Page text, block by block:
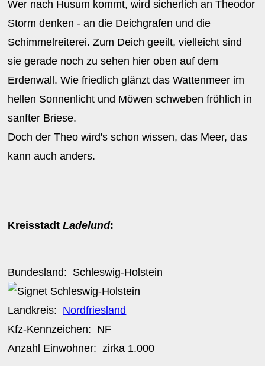
Wer nach Husum kommt, wird sicherlich an Theodor
Storm denken - an die Deichgrafen und die
Schimmelreiterei. Zum Deich geeilt, vielleicht sind
sie gerade noch zu sehen hier oben auf dem
Erdenwall. Wie friedlich glänzt das Wattenmeer im
hellen Sonnenlicht und Möwen schweben fröhlich in
sanfter Briese.
Doch der Theo wird's schon wissen, das Meer, das
kann auch anders.
KreisstadtLadelund:
Bundesland: Schleswig-Holstein
Landkreis: Nordfriesland
Kfz-Kennzeichen: NF
Anzahl Einwohner: zirka 1.000